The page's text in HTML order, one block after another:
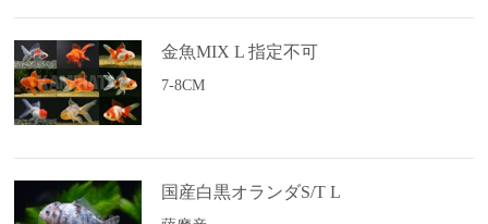
金魚MIX L 指定不可
7-8CM
国産白黒オランダS/T L